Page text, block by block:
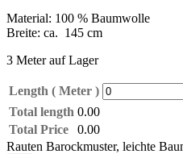
Material: 100 % Baumwolle
Breite: ca. 145 cm
3 Meter auf Lager
Length ( Meter )
Total length 0.00
Total Price
0.00
Rauten Barockmuster, leichte